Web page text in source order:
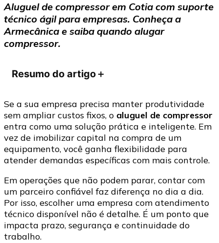
de
compressor
em
Aluguel de compressor em Cotia com suporte
técnico ágil para empresas. Conheça a
Armecânica e saiba quando alugar
compressor.
Resumo do artigo＋
Se a sua empresa precisa manter produtividade
sem ampliar custos fixos, o aluguel de compressor
entra como uma solução prática e inteligente. Em
vez de imobilizar capital na compra de um
equipamento, você ganha flexibilidade para
atender demandas específicas com mais controle.
Em operações que não podem parar, contar com
um parceiro confiável faz diferença no dia a dia.
Por isso, escolher uma empresa com atendimento
técnico disponível não é detalhe. É um ponto que
impacta prazo, segurança e continuidade do
trabalho.